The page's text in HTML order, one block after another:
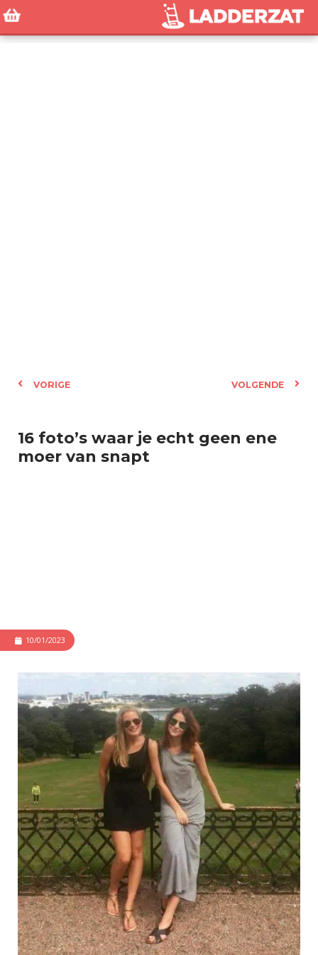
VORIGE VOLGENDE
16 foto’s waar je echt geen ene
moer van snapt
10/01/2023